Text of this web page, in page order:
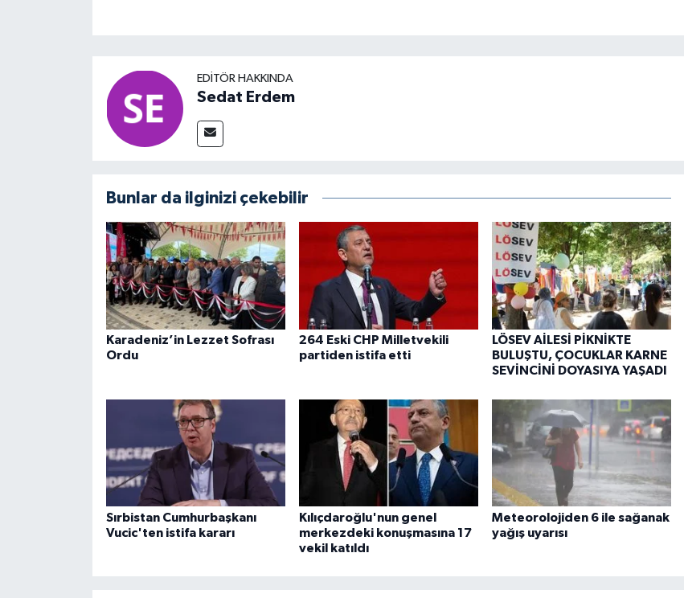
EDITÖR HAKKINDA
Sedat Erdem
Bunlar da ilginizi çekebilir
Karadeniz’in Lezzet Sofrası
Ordu
264 Eski CHP Milletvekili
partiden istifa etti
LÖSEV AİLESİ PİKNİKTE
BULUŞTU, ÇOCUKLAR KARNE
SEVİNCİNİ DOYASIYA YAŞADI
Sırbistan Cumhurbaşkanı
Vucic'ten istifa kararı
Kılıçdaroğlu'nun genel
merkezdeki konuşmasına 17
vekil katıldı
Meteorolojiden 6 ile sağanak
yağış uyarısı